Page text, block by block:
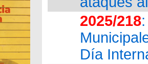
2025/218
Día